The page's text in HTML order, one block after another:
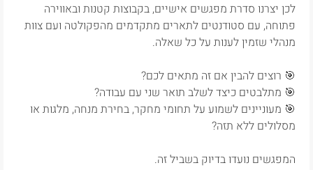
לכן יצרנו סדרת מפגשים אישיים, בקבוצות קטנות ובאווירה
פתוחה, עם סטודנטים לתארים מתקדמים מהפקולטה ועם צוות
מנהלי שזמין לענות על כל שאלה.
🎯 רוצים להבין אם זה מתאים לכם?
🎯 מתלבטים כיצד לשלב תואר שני עם עבודה?
🎯 מעוניינים לשמוע על תחומי מחקר, בחירת מנחה, מלגות או
מסלולים ללא תזה?
המפגשים נועדו בדיוק בשביל זה.